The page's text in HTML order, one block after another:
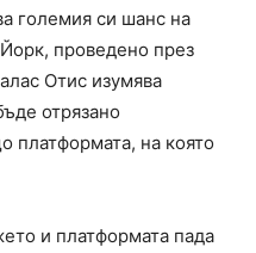
големия си шанс на
проведено през
Отис изумява
отрязано
платформата, на която
и платформата пада